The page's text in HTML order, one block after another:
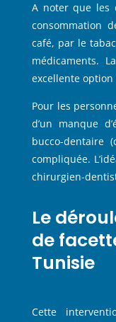
A noter que les
consommation
café, par le
médicaments.
excellente
Pour les
d’un manque
bucco-dentaire
compliquée.
chirurgien-
Le
de
Tunisie
Cette